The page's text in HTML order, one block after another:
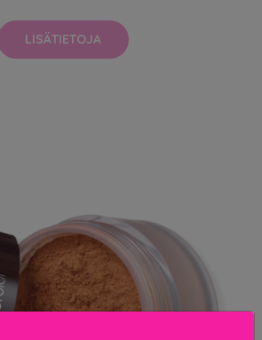
LISÄTIETOJA